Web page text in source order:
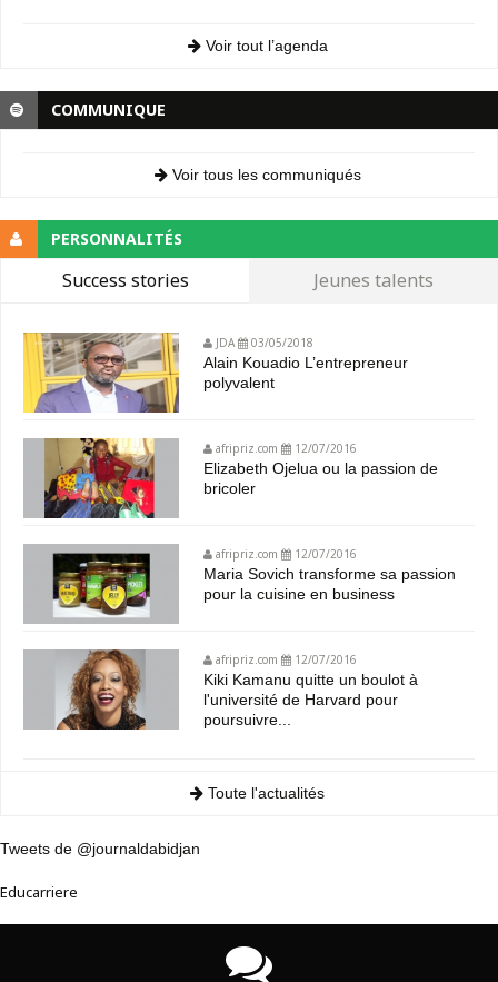
Voir tout l’agenda
COMMUNIQUE
Voir tous les communiqués
PERSONNALITÉS
Success stories Jeunes talents
JDA 03/05/2018
Alain Kouadio L’entrepreneur
polyvalent
afripriz.com 12/07/2016
Elizabeth Ojelua ou la passion de
bricoler
afripriz.com 12/07/2016
Maria Sovich transforme sa passion
pour la cuisine en business
afripriz.com 12/07/2016
Kiki Kamanu quitte un boulot à
l'université de Harvard pour
poursuivre...
Toute l'actualités
Tweets de @journaldabidjan
Educarriere